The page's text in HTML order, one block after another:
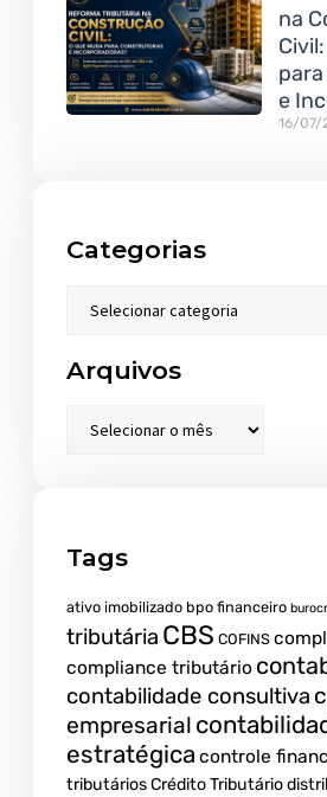
na
e
16/07/
Categorias
Arquivos
Tags
ativo imobilizado bpo financeiro
tributária CBS COFINS
compliance tributário
contabilidade consultiva
empresarial
estratégica controle
tributáriosCrédito Tributário